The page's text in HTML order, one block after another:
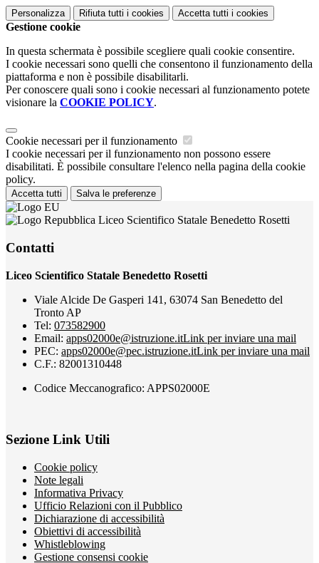
Personalizza Rifiuta tutti i cookies Accetta tutti i cookies
Gestione cookie
In questa schermata è possibile scegliere quali cookie consentire.
I cookie necessari sono quelli che consentono il funzionamento della
piattaforma e non è possibile disabilitarli.
Per conoscere quali sono i cookie necessari al funzionamento potete
visionare la COOKIE POLICY.
Cookie necessari per il funzionamento
I cookie necessari per il funzionamento non possono essere
disabilitati. È possibile consultare l'elenco nella pagina della cookie
policy.
Accetta tutti Salva le preferenze
Liceo Scientifico Statale Benedetto Rosetti
Contatti
Liceo Scientifico Statale Benedetto Rosetti
Viale Alcide De Gasperi 141, 63074 San Benedetto del
Tronto AP
Tel: 073582900
Email: apps02000e@istruzione.itLink per inviare una mail
PEC: apps02000e@pec.istruzione.itLink per inviare una mail
C.F.: 82001310448
Codice Meccanografico: APPS02000E
Sezione Link Utili
Cookie policy
Note legali
Informativa Privacy
Ufficio Relazioni con il Pubblico
Dichiarazione di accessibilità
Obiettivi di accessibilità
Whistleblowing
Gestione consensi cookie